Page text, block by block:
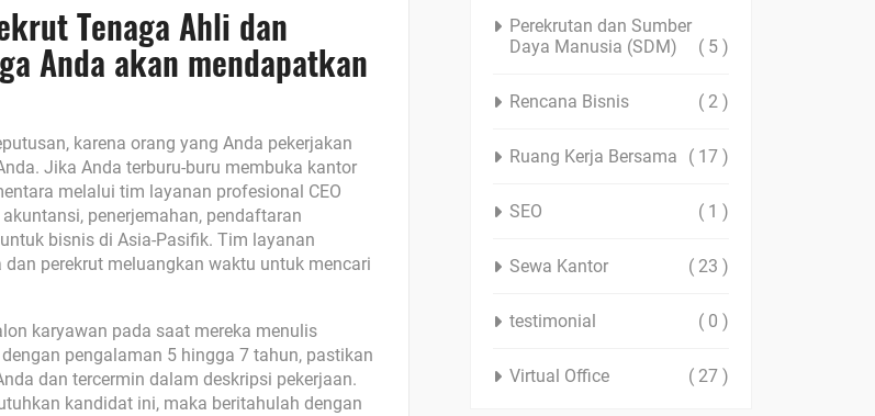
Tenaga Ahli dan
Anda akan mendapatkan
karena orang yang Anda pekerjakan
Jika Anda terburu-buru membuka kantor
melalui tim layanan profesional CEO
penerjemahan, pendaftaran
bisnis di Asia-Pasifik. Tim layanan
perekrut meluangkan waktu untuk mencari
karyawan pada saat mereka menulis
pengalaman 5 hingga 7 tahun, pastikan
dan tercermin dalam deskripsi pekerjaan.
kandidat ini, maka beritahulah dengan
Perekrutan dan Sumber
Daya Manusia (SDM)
( 5 )
Rencana Bisnis ( 2 )
Ruang Kerja Bersama ( 17 )
SEO ( 1 )
Sewa Kantor ( 23 )
testimonial ( 0 )
Virtual Office ( 27 )